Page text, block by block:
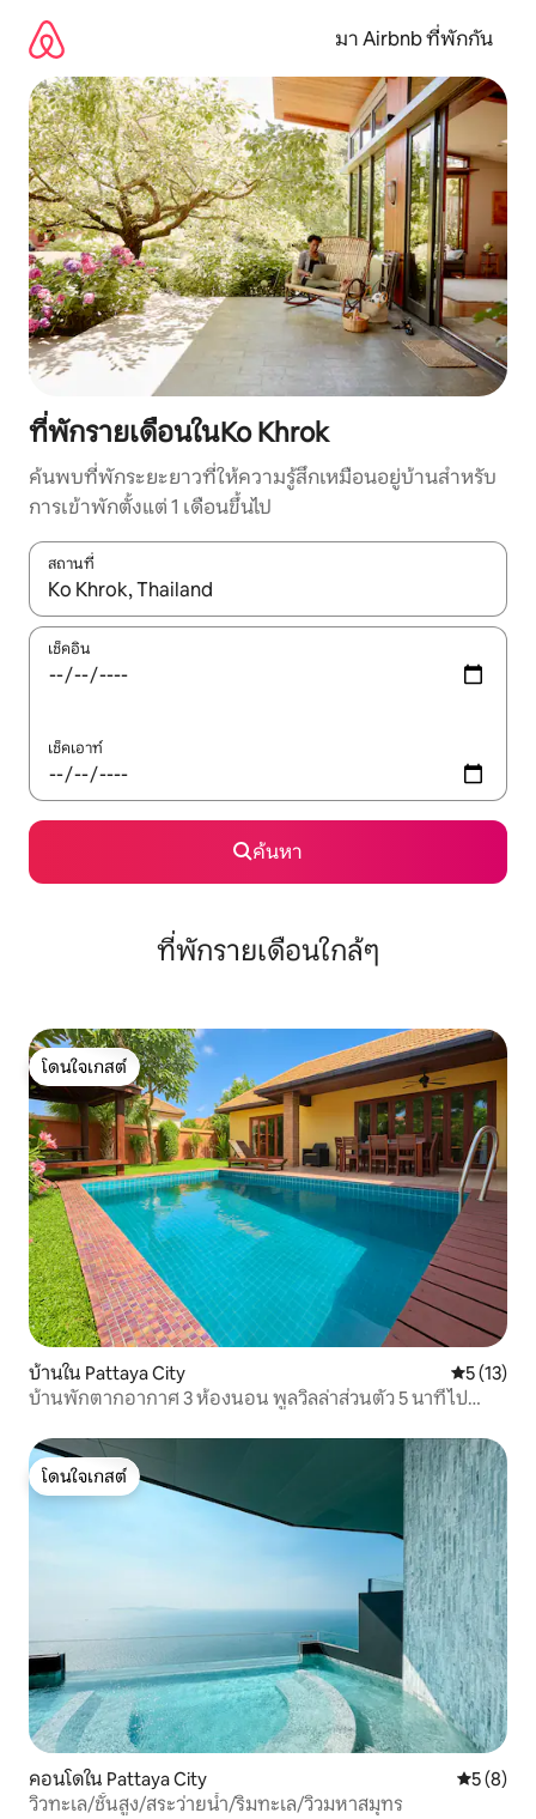
เนื้อหา
มา Airbnb ที่พักกัน
ที่พักรายเดือนในKo Khrok
ค้นพบที่พักระยะยาวที่ให้ความรู้สึกเหมือนอยู่บ้านสำหรับ
การเข้าพักตั้งแต่ 1 เดือนขึ้นไป
สถานที่
ใช้ลูกศรขึ้นลง หรือใช้การสัมผัสหรือปัด เพื่อสำรวจผลการค้นหา
เช็คอิน
เช็คเอาท์
ค้นหา
ที่พักรายเดือนใกล้ๆ
โดนใจเกสต์
โดนใจเกสต์
บ้านใน Pattaya City คะแนนเฉลี่
5 (13)
บ้านพักตากอากาศ 3 ห้องนอน พูลวิลล่าส่วนตัว 5 นาทีไป
โดนใจเกสต์
โดนใจเกสต์
คอนโดใน Pattaya City คะแนนเฉ
5 (8)
วิวทะเล/ชั้นสูง/สระว่ายน้ำ/ริมทะเล/วิวมหาสมุทร